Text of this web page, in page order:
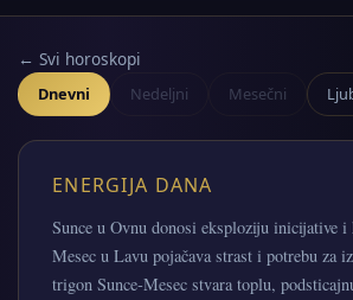
← Svi horoskopi
Dnevni Nedeljni Mesečni
ENERGIJA DANA
Sunce u Ovnu donosi eksploziju inicijative
Mesec u Lavu pojačava strast i potrebu za
trigon Sunce‑Mesec stvara toplu,